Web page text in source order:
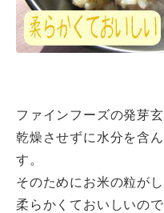
ファインフーズの発芽
乾燥させずに水分を含
す。
そのためにお米の粒が
柔らかくておいしいの